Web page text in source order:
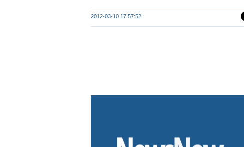
2012-03-10 17:57:52